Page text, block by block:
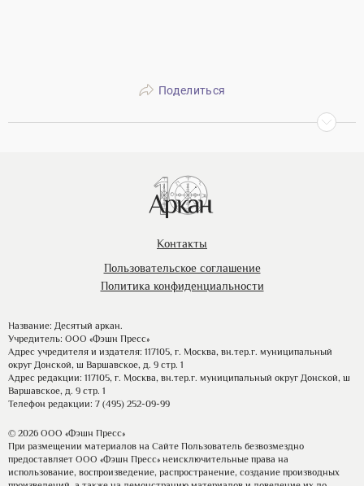
Поделиться
Контакты
Пользовательское соглашение
Политика конфиденциальности
Название: Десятый аркан.
Учредитель: ООО «Фэшн Пресс»
Адрес учредителя и издателя: 117105, г. Москва, вн.тер.г. муниципальный
округ Донской, ш Варшавское, д. 9 стр. 1
Адрес редакции: 117105, г. Москва, вн.тер.г. муниципальный округ Донской, ш
Варшавское, д. 9 стр. 1
Телефон редакции: 7 (495) 252-09-99
© 2026 ООО «Фэшн Пресс»
При размещении материалов на Сайте Пользователь безвозмездно
предоставляет ООО «Фэшн Пресс» неисключительные права на
использование, воспроизведение, распространение, создание производных